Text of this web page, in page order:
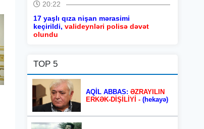
20:22
17 yaşlı qıza nişan mərasimi
keçirildi, valideynləri polisə dəvət
olundu
TOP 5
AQİL ABBAS: ƏZRAYILIN
ERKƏK-DİŞİLİYİ - (hekayə)